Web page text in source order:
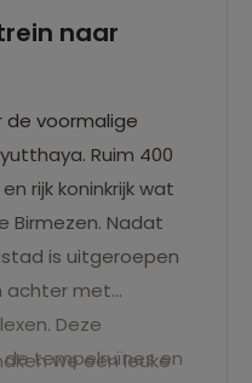
naar
de voormalige
Ruim 400
rijk koninkrijk wat
Birmezen. Nadat
is uitgeroepen
achter met
Deze
tempelruïnes en
we een leuke